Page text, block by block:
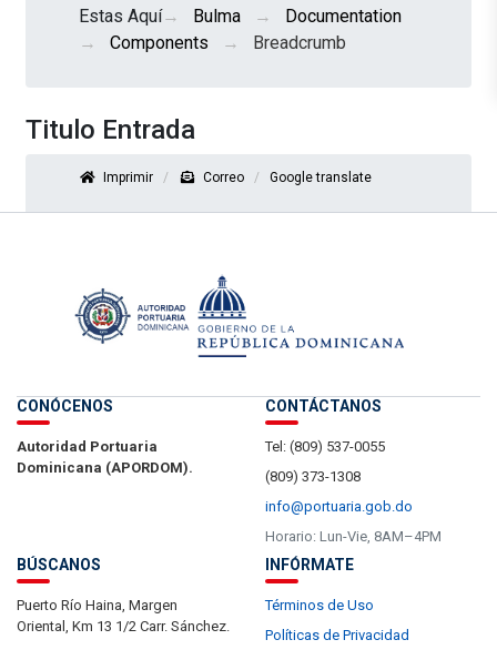
Estas Aquí Bulma
Documentation
Components
Breadcrumb
Titulo Entrada
Imprimir Correo Google translate
CONÓCENOS
Autoridad Portuaria
Dominicana (APORDOM).
CONTÁCTANOS
Tel: (809) 537-0055
(809) 373-1308
info@portuaria.gob.do
Horario: Lun-Vie, 8AM–4PM
BÚSCANOS
Puerto Río Haina, Margen
Oriental, Km 13 1/2 Carr. Sánchez.
INFÓRMATE
Términos de Uso
Políticas de Privacidad